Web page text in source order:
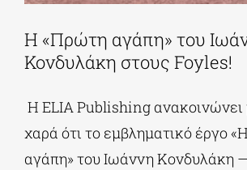
Η «Πρώτη αγάπη» του
Κονδυλάκη στους Foyles!
Η ELIA Publishing ανακοινώνει
χαρά ότι το εμβληματικό έργο
αγάπη» του Ιωάννη Κονδυλάκη —